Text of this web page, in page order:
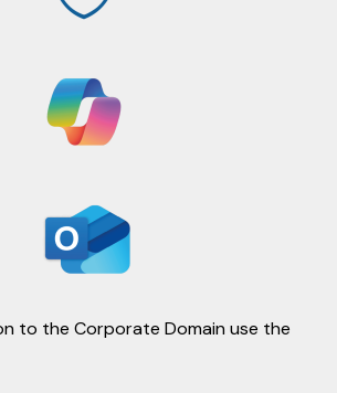
to the Corporate Domain use the